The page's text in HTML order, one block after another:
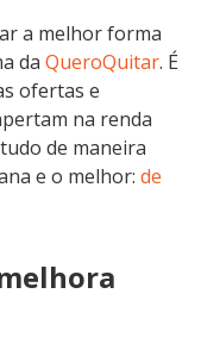
a melhor forma
da QueroQuitar. É
ofertas e
na renda
de maneira
e o melhor: de